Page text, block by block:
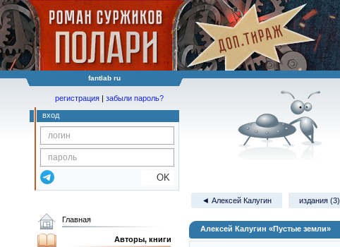
fantlab ru
регистрация | забыли пароль?
вход
OK
◄ Алексей Калугин издания (3)
Алексей Калугин «Пустые земли»
Главная
Авторы, книги